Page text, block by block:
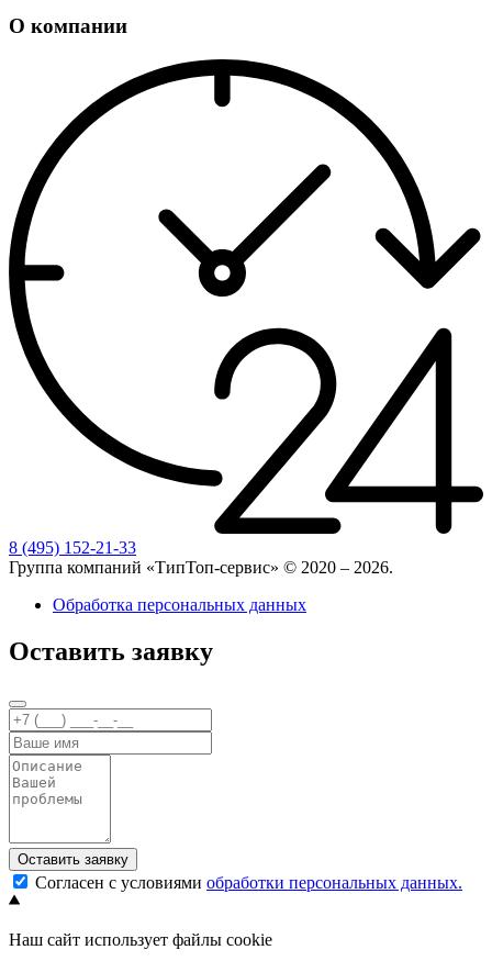
О компании
8 (495) 152-21-33
Группа компаний «ТипТоп-сервис» © 2020 – 2026.
Обработка персональных данных
Оставить заявку
Оставить заявку
Согласен с условиями обработки персональных данных.
Наш сайт использует файлы cookie